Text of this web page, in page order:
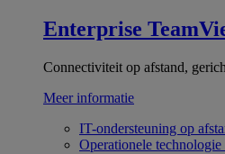
Enterprise
Connectiviteit op afstand,
Meer informatie
IT-ondersteuning op
Operationele technologie